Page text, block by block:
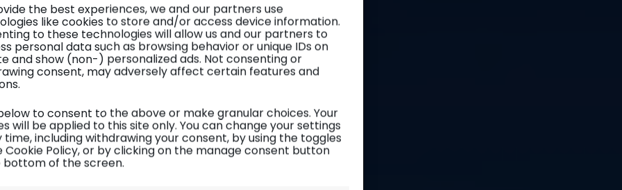
the best experiences, we and our partners use
like cookies to store and/or access device information.
to these technologies will allow us and our partners to
personal data such as browsing behavior or unique IDs on
and show (non-) personalized ads. Not consenting or
consent, may adversely affect certain features and
to consent to the above or make granular choices. Your
will be applied to this site only. You can change your settings
time, including withdrawing your consent, by using the toggles
Cookie Policy, or by clicking on the manage consent button
of the screen.